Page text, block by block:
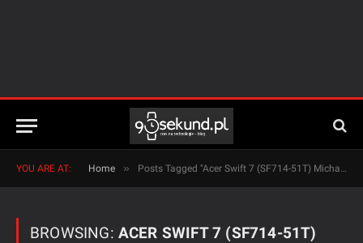
YOU ARE AT: Home » Posts Tagged "Acer Swift 7 (SF714-51T) Michał Brożyński 90sekund"
BROWSING: ACER SWIFT 7 (SF714-51T)